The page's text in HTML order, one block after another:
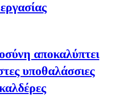
αποκαλύπτει
υποθαλάσσιες